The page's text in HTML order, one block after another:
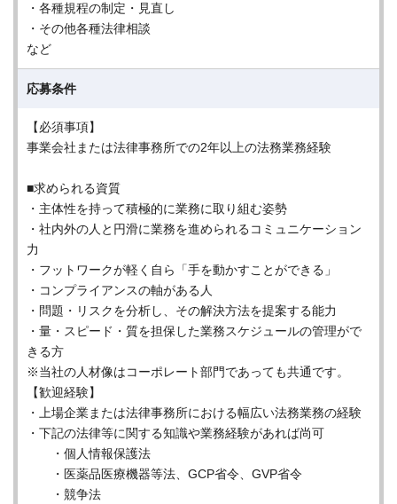
・各種規程の制定・見直し
・その他各種法律相談
など
応募条件
【必須事項】
事業会社または法律事務所での2年以上の法務業務経験
■求められる資質
・主体性を持って積極的に業務に取り組む姿勢
・社内外の人と円滑に業務を進められるコミュニケーション
力
・フットワークが軽く自ら「手を動かすことができる」
・コンプライアンスの軸がある人
・問題・リスクを分析し、その解決方法を提案する能力
・量・スピード・質を担保した業務スケジュールの管理がで
きる方
※当社の人材像はコーポレート部門であっても共通です。
【歓迎経験】
・上場企業または法律事務所における幅広い法務業務の経験
・下記の法律等に関する知識や業務経験があれば尚可
・個人情報保護法
・医薬品医療機器等法、GCP省令、GVP省令
・競争法